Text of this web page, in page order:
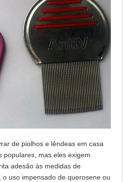
de piolhos e lêndeas em casa
populares, mas eles exigem
adesão às medidas de
uso impensado de querosene ou